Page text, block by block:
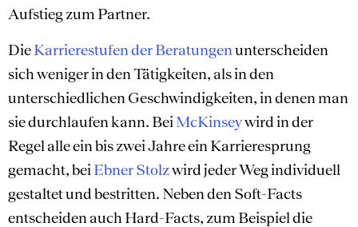
Aufstieg zum Partner.
DieKarrierestufen der Beratungenunterscheiden
sich weniger in den Tätigkeiten, als in den
unterschiedlichen Geschwindig­keiten, in denen man
sie durchlaufen kann. Bei McKinseywird in der
Regel alle ein bis zwei Jahre ein Karrieresprung
gemacht, bei Ebner Stolzwird jeder Weg individuell
gestaltet und bestritten. Neben den Soft-Facts
entscheiden auch Hard-Facts, zum Beispiel die